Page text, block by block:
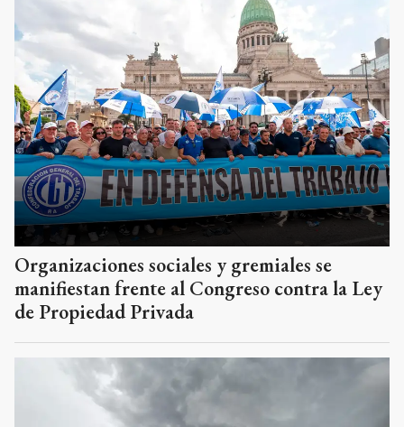
Organizaciones sociales y gremiales se
manifiestan frente al Congreso contra la Ley
de Propiedad Privada